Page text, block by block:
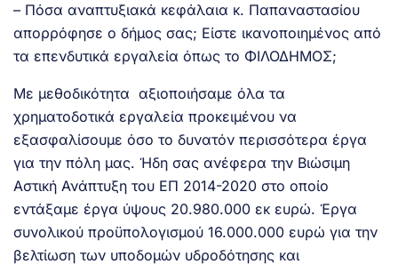
– Πόσα αναπτυξιακά κεφάλαια κ. Παπαναστασίου
απορρόφησε ο δήμος σας; Είστε ικανοποιημένος από
τα επενδυτικά εργαλεία όπως το ΦΙΛΟΔΗΜΟΣ;
Με μεθοδικότητα αξιοποιήσαμε όλα τα
χρηματοδοτικά εργαλεία προκειμένου να
εξασφαλίσουμε όσο το δυνατόν περισσότερα έργα
για την πόλη μας. Ήδη σας ανέφερα την Βιώσιμη
Αστική Ανάπτυξη του ΕΠ 2014-2020 στο οποίο
εντάξαμε έργα ύψους 20.980.000 εκ ευρώ. Έργα
συνολικού προϋπολογισμού 16.000.000 ευρώ για την
βελτίωση των υποδομών υδροδότησης και